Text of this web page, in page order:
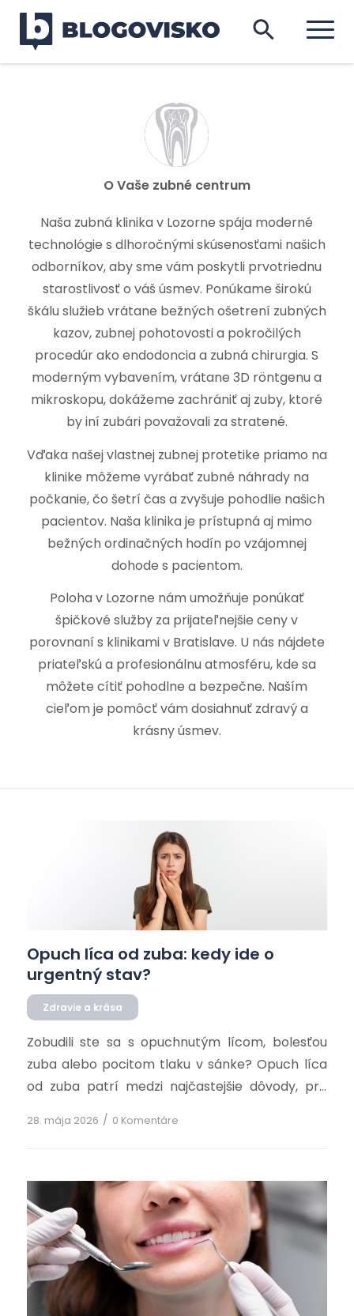
OVaše zubné centrum
Naša zubná klinika v Lozorne spája moderné
technológie s dlhoročnými skúsenosťami našich
odborníkov, aby sme vám poskytli prvotriednu
starostlivosť o váš úsmev. Ponúkame širokú
škálu služieb vrátane bežných ošetrení zubných
kazov, zubnej pohotovosti a pokročilých
procedúr ako endodoncia a zubná chirurgia. S
moderným vybavením, vrátane 3D röntgenu a
mikroskopu, dokážeme zachrániť aj zuby, ktoré
by iní zubári považovali za stratené.
Vďaka našej vlastnej zubnej protetike priamo na
klinike môžeme vyrábať zubné náhrady na
počkanie, čo šetrí čas a zvyšuje pohodlie našich
pacientov. Naša klinika je prístupná aj mimo
bežných ordinačných hodín po vzájomnej
dohode s pacientom.
Poloha v Lozorne nám umožňuje ponúkať
špičkové služby za prijateľnejšie ceny v
porovnaní s klinikami v Bratislave. U nás nájdete
priateľskú a profesionálnu atmosféru, kde sa
môžete cítiť pohodlne a bezpečne. Naším
cieľom je pomôcť vám dosiahnuť zdravý a
krásny úsmev.
Zdravie a krása
Opuch líca od zuba: kedy ide o
urgentný stav?
Zobudili ste sa s opuchnutým lícom, bolesťou
zuba alebo pocitom tlaku v sánke? Opuch líca
od zuba patrí medzi najčastejšie dôvody, pre
ktoré pacienti vyhľadávajú zubnú pohotovosť.
Hoci sa niekedy môže zdať, že ide „len o opuch“,
28. mája 2026 / 0 Komentáre